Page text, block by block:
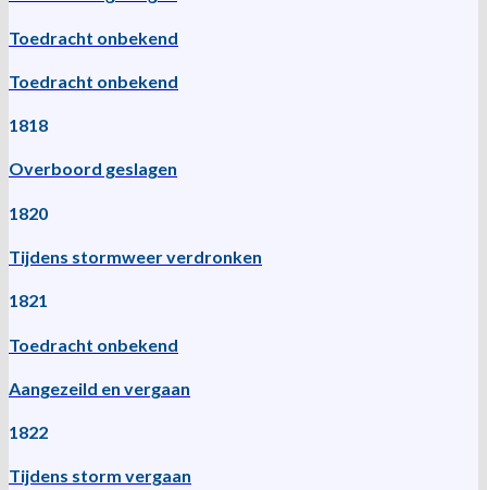
Toedracht onbekend
Toedracht onbekend
1818
Overboord geslagen
1820
Tijdens stormweer verdronken
1821
Toedracht onbekend
Aangezeild en vergaan
1822
Tijdens storm vergaan